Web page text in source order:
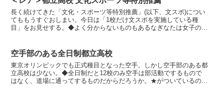
長く続けてきた「文化・スポーツ等特別推薦」(以下、文スポ)につい
てももうすぐおしまい。今日は「1校だけ文スポを実施している種
目」をお見せする。◆よく分からないものもあるなぎなたは女子のみ
空手部のある全日制都立高校
東京オリンピックでも正式種目となった空手。しかし空手部のある都
立高校は少ない。◆全日制だと12校のみ空手は部活動でするもので
はなく、道場に通ってするものだからだろうか。★がついているのは